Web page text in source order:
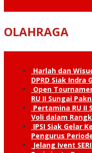
OLAHRAGA
Harlah dan
DPRD Siak Indra
Open
RU II Sungai
Pertamina RU II
Voli dalam
IPSI Siak Gelar
Pengurus
Jelang Ivent